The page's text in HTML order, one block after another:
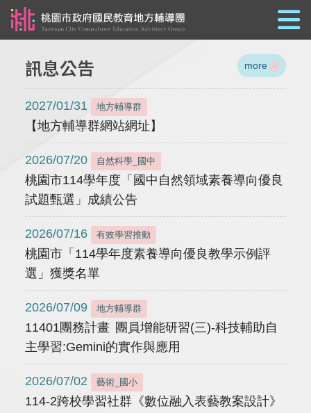
訊息公告 more
2027/01/31 地方輔導群
【地方輔導群網站網址】
2026/07/20 自然科學_國中
桃園市114學年度「國中自然領域素養導向優良
試題甄選」成績公告
2026/07/16 有效學習推動
桃園市「114學年度素養導向優良教學示例評
選」獲獎名單
2026/07/09 地方輔導群
11401團務計畫 團員增能研習(三)-科技輔助自
主學習:Gemini的實作與應用
2026/07/02 藝術_國小
114-2跨校學習社群《數位融入表藝教案設計》